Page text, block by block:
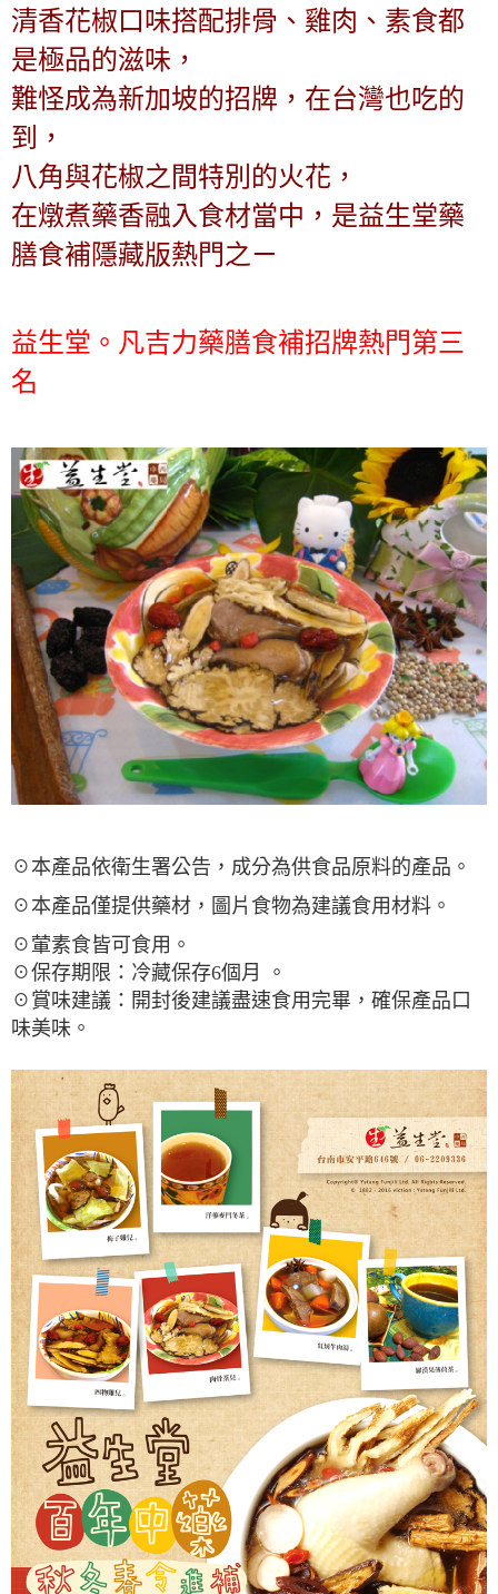
清香花椒口味搭配排骨、雞肉、素食都
是極品的滋味，
難怪成為新加坡的招牌，在台灣也吃的
到，
八角與花椒之間特別的火花，
在燉煮藥香融入食材當中，是益生堂藥
膳食補隱藏版熱門之ㄧ
益生堂。凡吉力藥膳食補招牌熱門第三
名
☉本產品依衛生署公告，成分為供食品原料的產品。
☉本產品僅提供藥材，圖片食物為建議食用材料。
☉葷素食皆可食用。
☉保存期限：冷藏保存6個月 。
☉賞味建議：開封後建議盡速食用完畢，確保產品口
味美味。